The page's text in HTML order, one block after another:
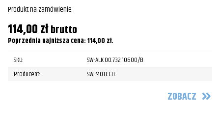
Produkt na zamówienie
114,00złbrutto
Poprzednia najniższa cena:114,00 zł.
SKU:
SW-ALK.00.732.10600/B
Producent:
SW-MOTECH
ZOBACZ